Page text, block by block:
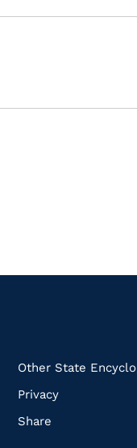
Other State
Privacy
Share